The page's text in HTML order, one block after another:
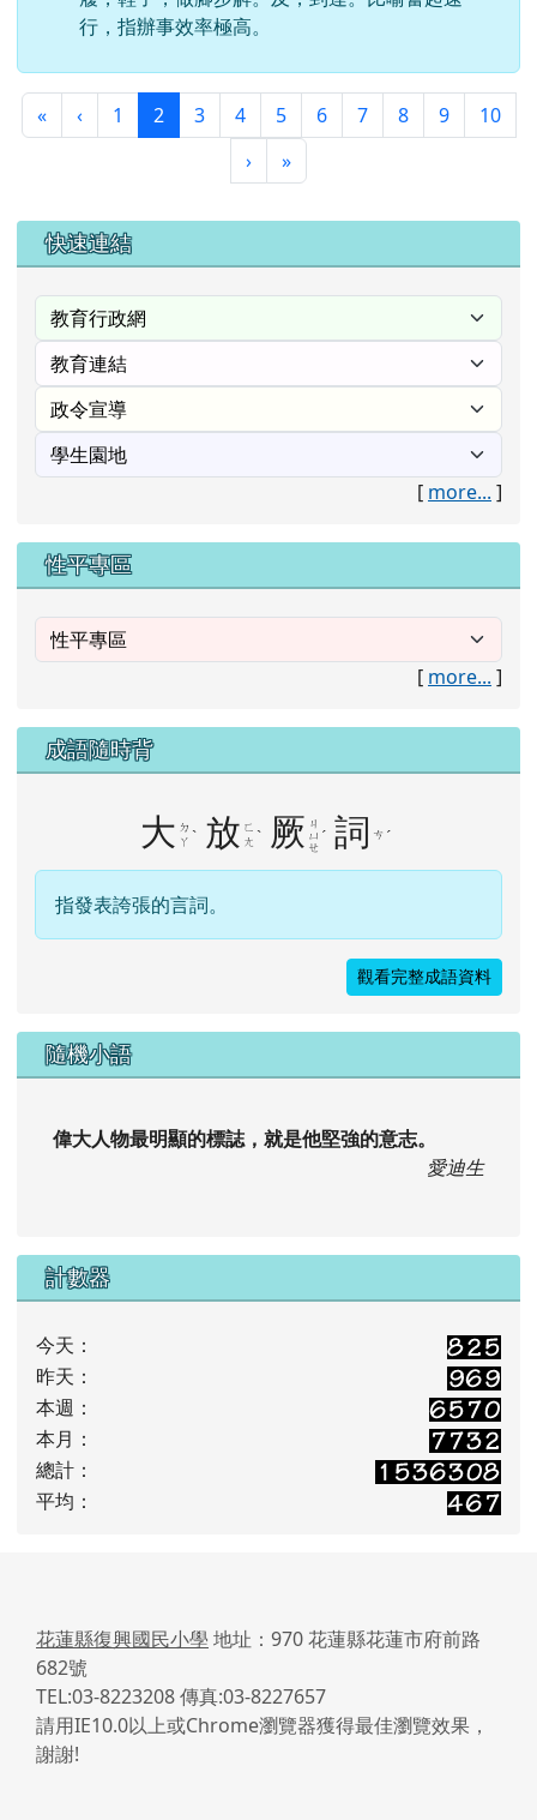
行，指辦事效率極高。
«第一頁
‹上一頁
1 2(目前頁次)
3 4 5 6 7 8 9
10
›下一頁
»最後頁
右邊區域內容
快速連結
[ more... ]
性平專區
[ more... ]
成語隨時背
大 ㄉ
ㄚ ˋ 放 ㄈ
ㄤ ˋ 厥 ㄐ
ㄩ
ㄝ
ˊ 詞 ㄘ ˊ
指發表誇張的言詞。
觀看完整成語資料
隨機小語
偉大人物最明顯的標誌，就是他堅強的意志。
愛迪生
計數器
今天：
昨天：
本週：
本月：
總計：
平均：
花蓮縣復興國民小學 地址：970 花蓮縣花蓮市府前路
682號
TEL:03-8223208 傳真:03-8227657
請用IE10.0以上或Chrome瀏覽器獲得最佳瀏覽效果，
謝謝!